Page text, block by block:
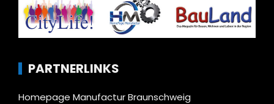
PARTNERLINKS
Homepage Manufactur Braunschweig